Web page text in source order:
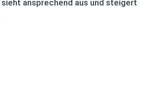
sieht ansprechend aus und steigert